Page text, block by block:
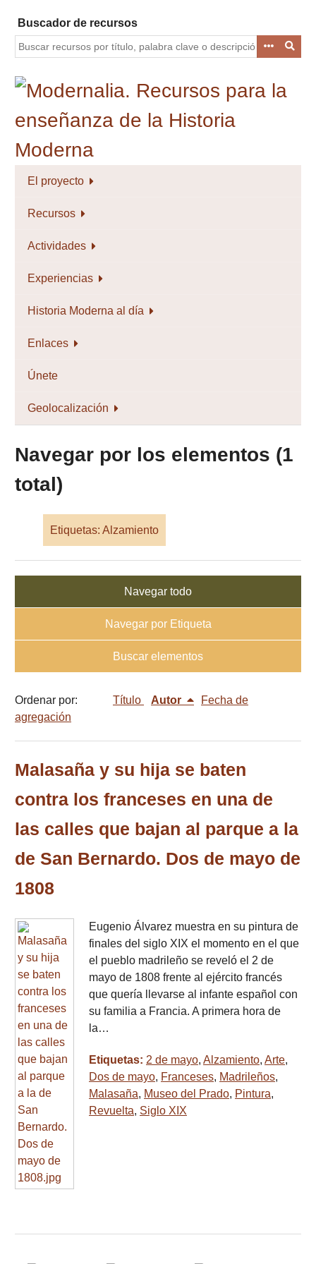
contenido
principal
Buscador de recursos
El proyecto
Recursos
Actividades
Experiencias
Historia Moderna al día
Enlaces
Únete
Geolocalización
Navegar por los elementos (1
total)
Etiquetas: Alzamiento
Navegar todo
Navegar por Etiqueta
Buscar elementos
Ordenar por: Título Autor
Fecha de
agregación
Malasaña y su hija se baten
contra los franceses en una de
las calles que bajan al parque a la
de San Bernardo. Dos de mayo de
1808
Eugenio Álvarez muestra en su pintura de
finales del siglo XIX el momento en el que
el pueblo madrileño se reveló el 2 de
mayo de 1808 frente al ejército francés
que quería llevarse al infante español con
su familia a Francia. A primera hora de
la…
Etiquetas: 2 de mayo, Alzamiento, Arte,
Dos de mayo, Franceses, Madrileños,
Malasaña, Museo del Prado, Pintura,
Revuelta, Siglo XIX